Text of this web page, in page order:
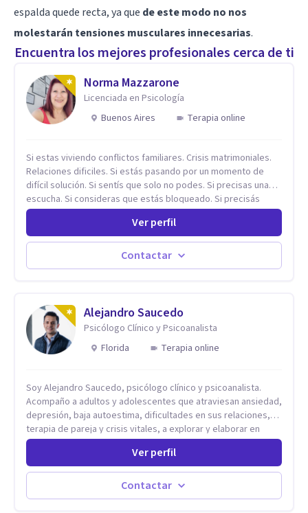
espalda quede recta, ya que de este modo no nos
molestarán tensiones musculares innecesarias.
Encuentra los mejores profesionales cerca de ti
Norma Mazzarone
Licenciada en Psicología
Buenos Aires
Terapia online
Si estas viviendo conflictos familiares. Crisis matrimoniales.
Relaciones dificiles. Si estás pasando por un momento de
difícil solución. Si sentís que solo no podes. Si precisas una
escucha. Si consideras que estás bloqueado. Si precisás
comprensión. Si no logras definir proyectos, objetivos,
sueños, deseos. Si pensás que lo que te pasa no es tan
grave, pero podría ayudar. Si estás en adicciones y tu
intención es hacer algo con lo que te está pasando. No dudes
en comunicarte a fin de comenzar a resolver la situación que
Ver perfil
Contactar
Alejandro Saucedo
Psicólogo Clínico y Psicoanalista
Florida
Terapia online
Soy Alejandro Saucedo, psicólogo clínico y psicoanalista.
Acompaño a adultos y adolescentes que atraviesan ansiedad,
depresión, baja autoestima, dificultades en sus relaciones,
terapia de pareja y crisis vitales, a explorar y elaborar en
profundidad los conflictos internos que generan malestar en
autoconocimiento y análisis, es posible acceder a las
historias personales, elaborar las experiencias del pasado y
resignificarlas, liberando su influencia para construir un futuro
Ver perfil
Contactar